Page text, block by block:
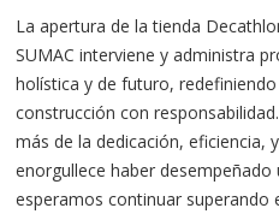
La apertura de la tienda
SUMAC interviene y administra
holística y de futuro,
construcción con
más de la dedicación, eficiencia,
enorgullece haber
esperamos continuar superando